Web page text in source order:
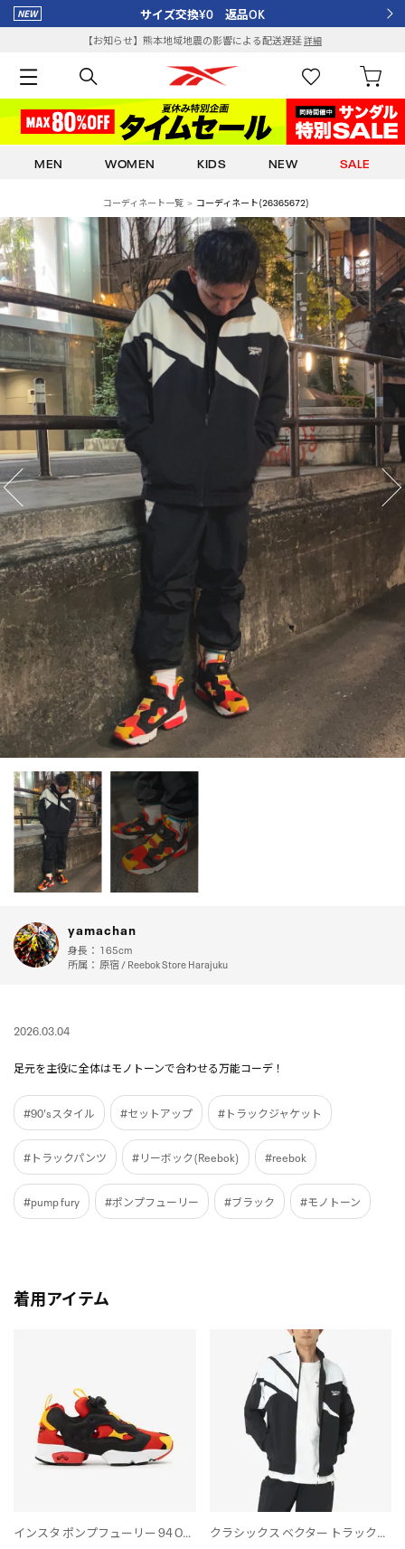
サイズ交換¥0 返品OK
【お知らせ】熊本地域地震の影響による配送遅延詳細
MEN WOMEN KIDS NEW SALE
コーディネート一覧 コーディネート(26365672)
yamachan
身長： 165cm
所属： 原宿 / Reebok Store Harajuku
2026.03.04
足元を主役に全体はモノトーンで合わせる万能コーデ！
#90'sスタイル #セットアップ #トラックジャケット
#トラックパンツ #リーボック(Reebok) #reebok
#pump fury #ポンプフューリー #ブラック #モノトーン
着用アイテム
インスタ ポンプフューリー 94 OG / INSTAPUMP FURY 94 OG （レッド） クラシックス ベクター トラックトップ / CL F FR TRACKTOP （ブラック）